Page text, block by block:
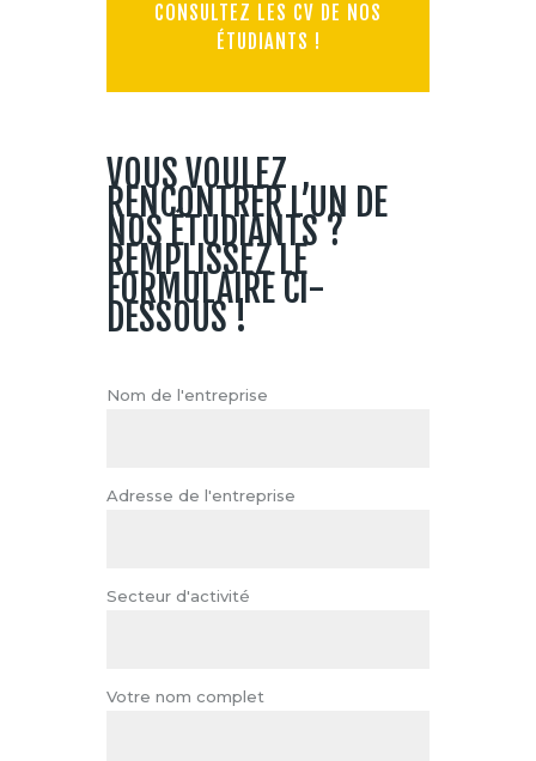
CONSULTEZ LES CV DE NOS
ÉTUDIANTS !
VOUS VOULEZ
RENCONTRER L’UN DE
NOS ÉTUDIANTS ?
REMPLISSEZ LE
FORMULAIRE CI-
DESSOUS !
Nom de l'entreprise
Adresse de l'entreprise
Secteur d'activité
Votre nom complet